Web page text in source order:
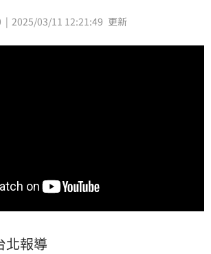
2025/03/11 12:21:49 更新
北報導